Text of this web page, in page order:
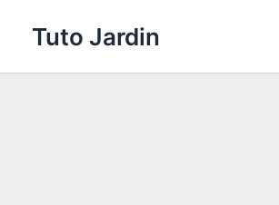
Tuto Jardin